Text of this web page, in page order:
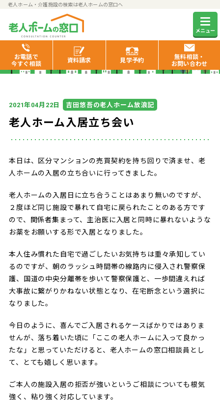
老人ホーム・介護施設の検索は老人ホームの窓口へ
メニュー
お電話で
今すぐ相談
資料請求 見学予約
無料相談・
お問い合わせ
老人ホームの窓口お役立ち情報
2021年04月 22日 吉田悠吾の老人ホーム放浪記
老人ホーム入居立ち会い
本日は、区分マンションの売買契約を持ち回りで済ませ、老
人ホームの入居の立ち合いに行ってきました。
老人ホームの入居日に立ち合うことはあまり無いのですが、
２度ほど同じ施設で暴れて自宅に戻られたことのある方です
ので、関係者集まって、主治医に入居と同時に暴れないような
お薬をお願いする形で入居となりました。
本人住み慣れた自宅で過ごしたいお気持ちは重々承知してい
るのですが、朝のラッシュ時間帯の線路内に侵入され警察保
護、国道の中央分離帯を歩いて警察保護と、一歩間違えれば
大事故に繋がりかねない状態となり、在宅断念という選択に
なりました。
今日のように、喜んでご入居されるケースばかりではありま
せんが、落ち着いた頃に「ここの老人ホームに入って良かっ
たな」と思っていただけると、老人ホームの窓口相談員とし
て、とても嬉しく思います。
ご本人の施設入居の拒否が強いというご相談についても根気
強く、粘り強く対応しています。